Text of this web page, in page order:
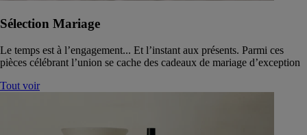
Sélection Mariage
Le temps est à l’engagement... Et l’instant aux présents. Parmi ces
pièces célébrant l’union se cache des cadeaux de mariage d’exception
Tout voir